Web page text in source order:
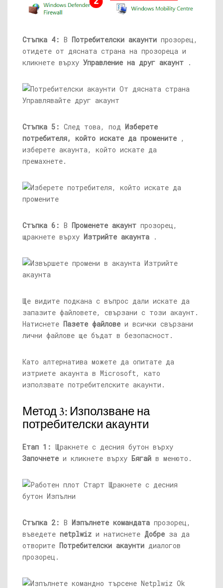
Стъпка 4: В Потребителски акаунти прозорец,
отидете от дясната страна на прозореца и
кликнете върху Управление на друг акаунт .
Стъпка 5: След това, под Изберете
потребителя, който искате да промените ,
изберете акаунта, който искате да
премахнете.
Стъпка 6: В Променете акаунт прозорец,
щракнете върху Изтрийте акаунта .
Ще видите подкана с въпрос дали искате да
запазите файловете, свързани с този акаунт.
Натиснете Пазете файлове и всички свързани
лични файлове ще бъдат в безопасност.
Като алтернатива можете да опитате да
изтриете акаунта в Microsoft, като
използвате потребителските акаунти.
Метод 3: Използване на
потребителски акаунти
Етап 1: Щракнете с десния бутон върху
Започнете и кликнете върху Бягай в менюто.
Стъпка 2: В Изпълнете командата прозорец,
въведете netplwiz и натиснете Добре за да
отворите Потребителски акаунти диалогов
прозорец.